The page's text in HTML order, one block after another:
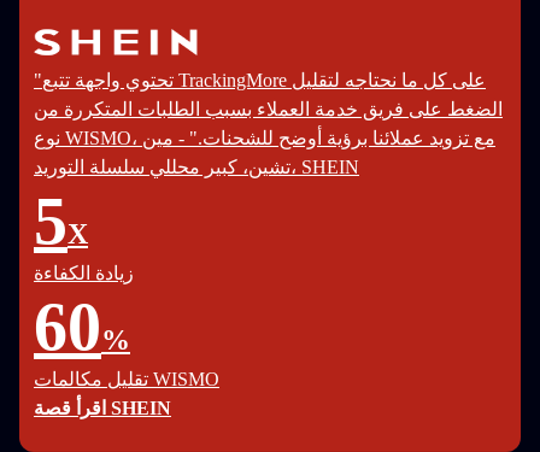
"تحتوي واجهة تتبع TrackingMore على كل ما نحتاجه لتقليل
الضغط على فريق خدمة العملاء بسبب الطلبات المتكررة من
نوع WISMO، مع تزويد عملائنا برؤية أوضح للشحنات." - مين
تشين، كبير محللي سلسلة التوريد، SHEIN
5X
زيادة الكفاءة
60%
تقليل مكالمات WISMO
اقرأ قصة SHEIN